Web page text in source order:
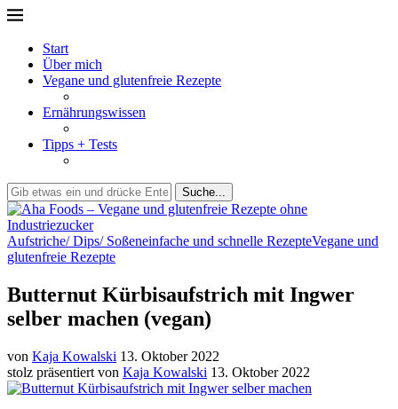
Start
Über mich
Vegane und glutenfreie Rezepte
Ernährungswissen
Tipps + Tests
Suche...
Aufstriche/ Dips/ Soßeneinfache und schnelle RezepteVegane und
glutenfreie Rezepte
Butternut Kürbisaufstrich mit Ingwer
selber machen (vegan)
von Kaja Kowalski 13. Oktober 2022
stolz präsentiert von Kaja Kowalski 13. Oktober 2022